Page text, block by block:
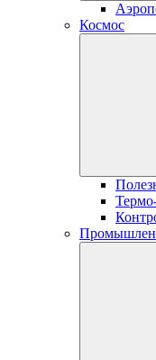
Космос